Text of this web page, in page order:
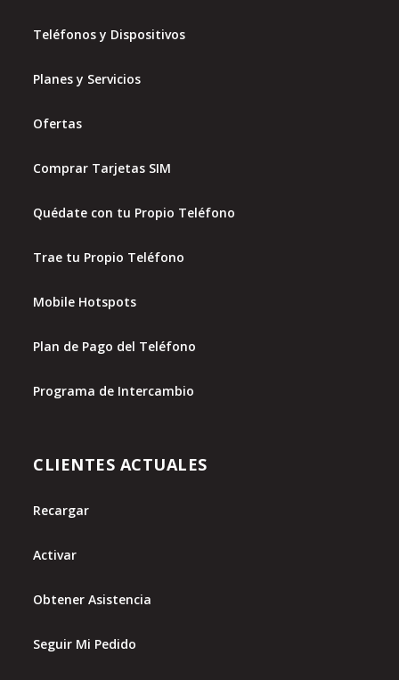
Teléfonos y Dispositivos
Planes y Servicios
Ofertas
Comprar Tarjetas SIM
Quédate con tu Propio Teléfono
Trae tu Propio Teléfono
Mobile Hotspots
Plan de Pago del Teléfono
Programa de Intercambio
CLIENTES ACTUALES
Recargar
Activar
Obtener Asistencia
Seguir Mi Pedido